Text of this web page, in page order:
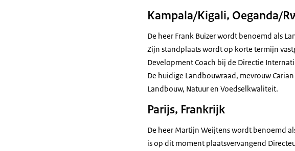
Kampala/Kigali, Oeganda/
De heer Frank Buizer wordt benoemd als
Zijn standplaats wordt op korte termijn
Development Coach bij de Directie
De huidige Landbouwraad, mevrouw
Landbouw, Natuur en Voedselkwaliteit.
Parijs, Frankrijk
De heer Martijn Weijtens wordt benoemd
is op dit moment plaatsvervangend